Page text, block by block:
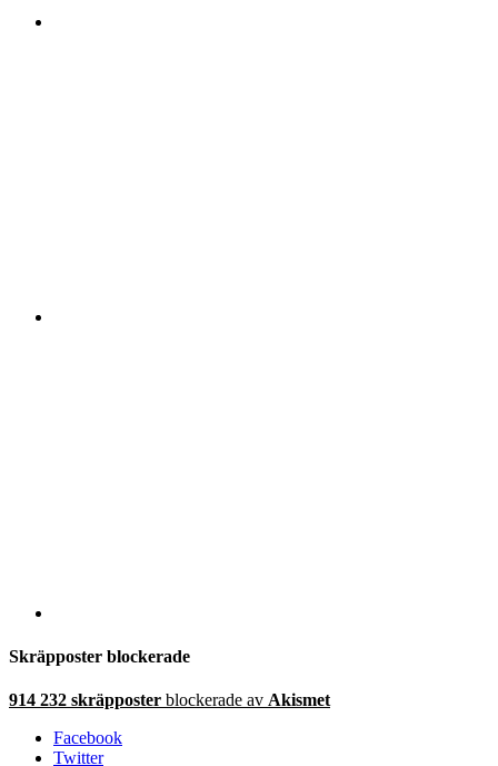
Skräpposter blockerade
914 232 skräpposter blockerade av Akismet
Facebook
Twitter